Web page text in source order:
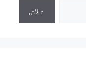
تلاش